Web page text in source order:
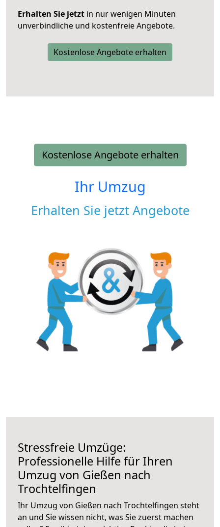
Erhalten Sie jetzt in nur wenigen Minuten
unverbindliche und kostenfreie Angebote.
Kostenlose Angebote erhalten
Kostenlose Angebote erhalten
Ihr Umzug
Erhalten Sie jetzt Angebote
Stressfreie Umzüge:
Professionelle Hilfe für Ihren
Umzug von Gießen nach
Trochtelfingen
Ihr Umzug von Gießen nach Trochtelfingen steht
an und Sie wissen nicht, was Sie zuerst machen